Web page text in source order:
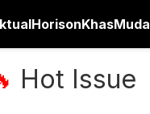
HorisonKhasMuda
Hot Issue